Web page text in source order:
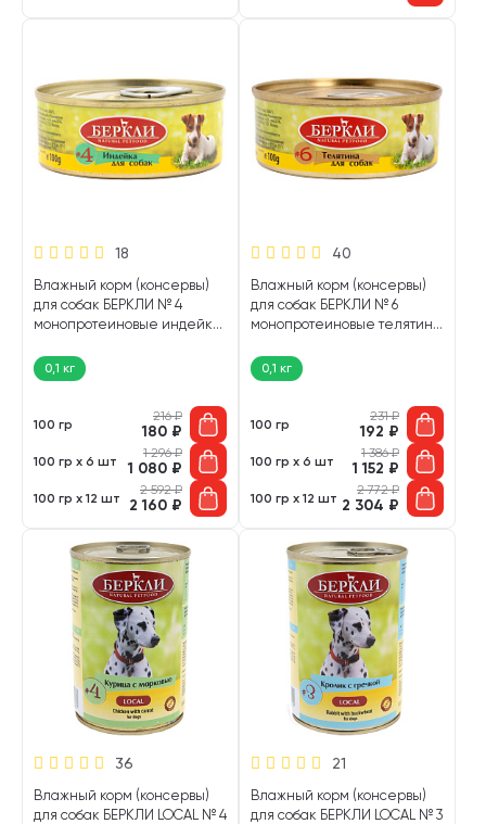
18
Влажный корм (консервы)
для собак БЕРКЛИ № 4
монопротеиновые индейка
0,1 кг
100 гр
216₽
180 ₽
100 гр х 6 шт
1 296₽
1 080 ₽
100 гр х 12 шт
2 592₽
2 160 ₽
40
Влажный корм (консервы)
для собак БЕРКЛИ № 6
монопротеиновые телятина
0,1 кг
100 гр
231₽
192 ₽
100 гр х 6 шт
1 386₽
1 152 ₽
100 гр х 12 шт
2 772₽
2 304 ₽
36
Влажный корм (консервы)
для собак БЕРКЛИ LOCAL № 4
21
Влажный корм (консервы)
для собак БЕРКЛИ LOCAL № 3